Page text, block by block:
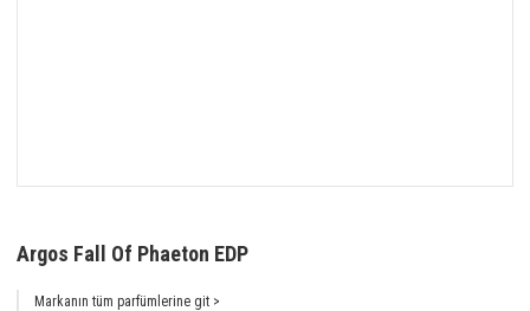
Argos Fall Of Phaeton EDP
Markanın tüm parfümlerine git >